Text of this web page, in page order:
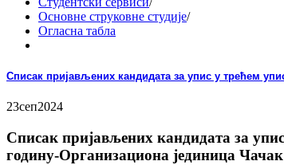
Основне струковне студије/
Огласна табла
Списак пријављених кандидата за упис у трећем
23сеп2024
Списак пријављених кандидата за
годину-Организационa јединицa Чачак